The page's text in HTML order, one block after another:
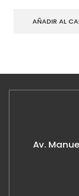
AÑADIR AL
Av.